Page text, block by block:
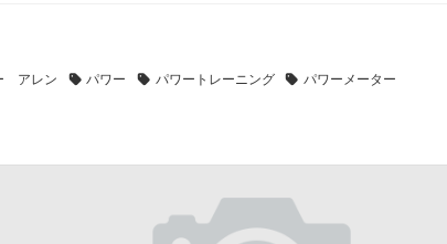
アレン パワー パワートレーニング
パワーメーター